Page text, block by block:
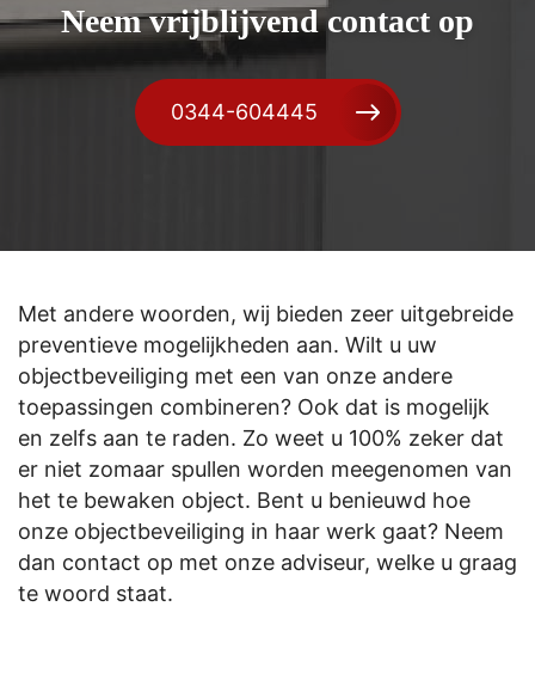
Neem vrijblijvend contact op
0344-604445
Met andere woorden, wij bieden zeer uitgebreide
preventieve mogelijkheden aan. Wilt u uw
objectbeveiliging met een van onze andere
toepassingen combineren? Ook dat is mogelijk
en zelfs aan te raden. Zo weet u 100% zeker dat
er niet zomaar spullen worden meegenomen van
het te bewaken object. Bent u benieuwd hoe
onze objectbeveiliging in haar werk gaat? Neem
dan contact op met onze adviseur, welke u graag
te woord staat.